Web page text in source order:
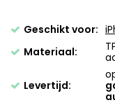
Geschikt voor:
Materiaal:
Levertijd: